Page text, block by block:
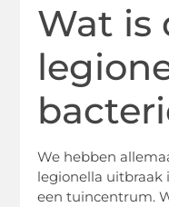
Wat is
We hebben
legionella uitbraak
een tuincentrum.